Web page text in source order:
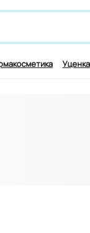
и симптомам,
Уценка